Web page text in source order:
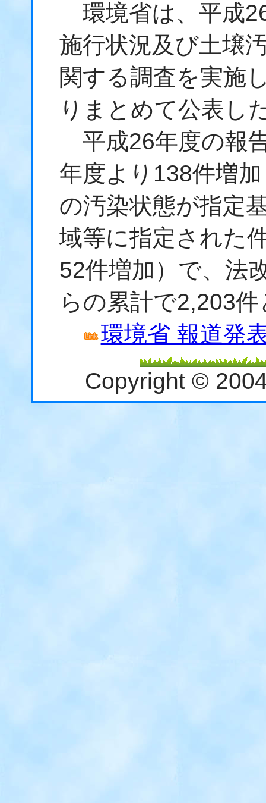
環境省は、平成
施行状況及び土壌
関する調査を実施
りまとめて公表し
平成26年度の報
年度より138件増
の汚染状態が指定
域等に指定された
52件増加）で、法
らの累計で2,203
環境省 報道発
Copyright ©